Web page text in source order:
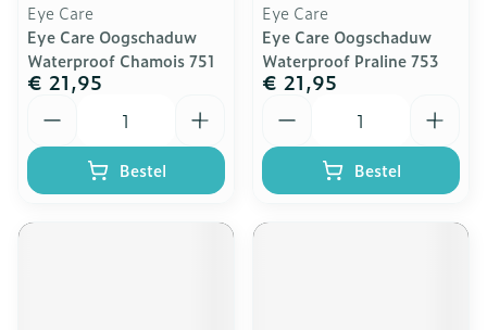
Eye Care
Eye Care Oogschaduw
Waterproof Chamois 751
€ 21,95
Bestel
Eye Care
Eye Care Oogschaduw
Waterproof Praline 753
€ 21,95
Bestel